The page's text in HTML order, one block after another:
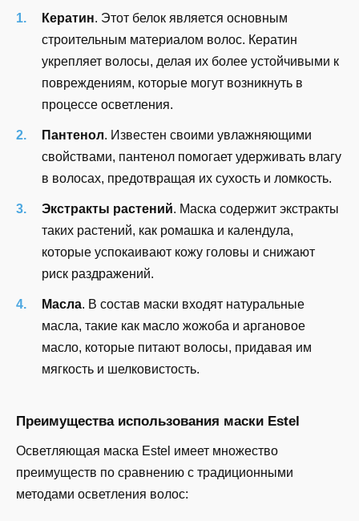
Кератин. Этот белок является основным
строительным материалом волос. Кератин
укрепляет волосы, делая их более устойчивыми к
повреждениям, которые могут возникнуть в
процессе осветления.
Пантенол. Известен своими увлажняющими
свойствами, пантенол помогает удерживать влагу
в волосах, предотвращая их сухость и ломкость.
Экстракты растений. Маска содержит экстракты
таких растений, как ромашка и календула,
которые успокаивают кожу головы и снижают
риск раздражений.
Масла. В состав маски входят натуральные
масла, такие как масло жожоба и аргановое
масло, которые питают волосы, придавая им
мягкость и шелковистость.
Преимущества использования маски Estel
Осветляющая маска Estel имеет множество
преимуществ по сравнению с традиционными
методами осветления волос: